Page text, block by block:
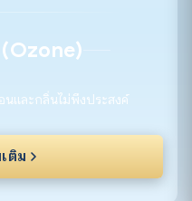
(Ozone)
นและกลิ่นไม่พึงประสงค์
ติม